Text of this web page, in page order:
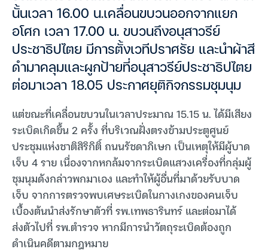
นั้นเวลา 16.00 น.เคลื่อนขบวนออกจากแยก
อโศก เวลา 17.00 น. ขบวนถึงอนุสาวรีย์
ประชาธิปไตย มีการตั้งเวทีปราศรัย และนำผ้าสี
ดำมาคลุมและผูกป้ายที่อนุสาวรีย์ประชาธิปไตย
ต่อมาเวลา 18.05 ประกาศยุติกิจกรรมชุมนุม
แต่ขณะที่เคลื่อนขบวนในเวลาประมาณ 15.15 น. ได้มีเสียง
ระเบิดเกิดขึ้น 2 ครั้ง ที่บริเวณฝั่งตรงข้ามประตูศูนย์
ประชุมแห่งชาติสิริกิติ์ ถนนรัชดาภิเษก เป็นเหตุให้มีผู้บาด
เจ็บ 4 ราย เนื่องจากหกล้มจากระเบิดแสวงเครื่องที่กลุ่มผู้
ชุมนุมดังกล่าวพกมาเอง และทำให้ผู้อื่นที่มาด้วยรับบาด
เจ็บ จากการตรวจพบเศษระเบิดในกางเกงของคนเจ็บ
เบื้องต้นนำส่งรักษาตัวที่ รพ.เทพธารินทร์ และต่อมาได้
ส่งตัวไปที่ รพ.ตำรวจ หากมีการนำวัตถุระเบิดต้องถูก
ดำเนินคดีตามกฎหมาย